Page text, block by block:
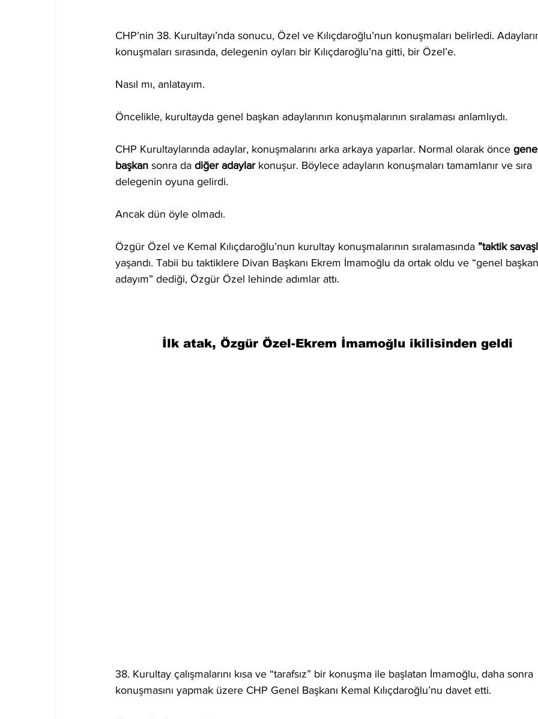
CHP’nin 38. Kurultayı’nda sonucu, Özel ve Kılıçdaroğlu’nun konuşmaları belirledi.
konuşmaları sırasında, delegenin oyları bir Kılıçdaroğlu’na gitti, bir Özel’e.
Nasıl mı, anlatayım.
Öncelikle, kurultayda genel başkan adaylarının konuşmalarının sıralaması anlamlıydı.
CHP Kurultaylarında adaylar, konuşmalarını arka arkaya yaparlar. Normal olarak önce
başkan sonra da diğer adaylar konuşur. Böylece adayların konuşmaları tamamlanır ve sıra
delegenin oyuna gelirdi.
Ancak dün öyle olmadı.
Özgür Özel ve Kemal Kılıçdaroğlu’nun kurultay konuşmalarının sıralamasında ”taktik
yaşandı. Tabii bu taktiklere Divan Başkanı Ekrem İmamoğlu da ortak oldu ve “genel
adayım” dediği, Özgür Özel lehinde adımlar attı.
İlk atak, Özgür Özel-Ekrem İmamoğlu ikilisinden geldi
38. Kurultay çalışmalarını kısa ve “tarafsız” bir konuşma ile başlatan İmamoğlu, daha sonra
konuşmasını yapmak üzere CHP Genel Başkanı Kemal Kılıçdaroğlu’nu davet etti.